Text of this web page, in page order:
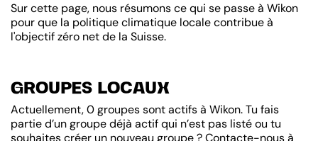
Sur cette page, nous résumons ce qui se passe à Wikon
pour que la politique climatique locale contribue à
l'objectif zéro net de la Suisse.
GROUPES LOCAUX
Actuellement, 0 groupes sont actifs à Wikon. Tu fais
partie d’un groupe déjà actif qui n’est pas listé ou tu
souhaites créer un nouveau groupe ? Contacte-nous à